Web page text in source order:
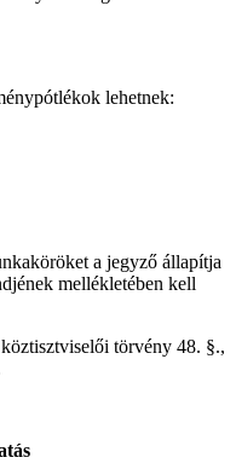
lehetnek:
a jegyző állapítja
mellékletében kell
törvény 48. §.,